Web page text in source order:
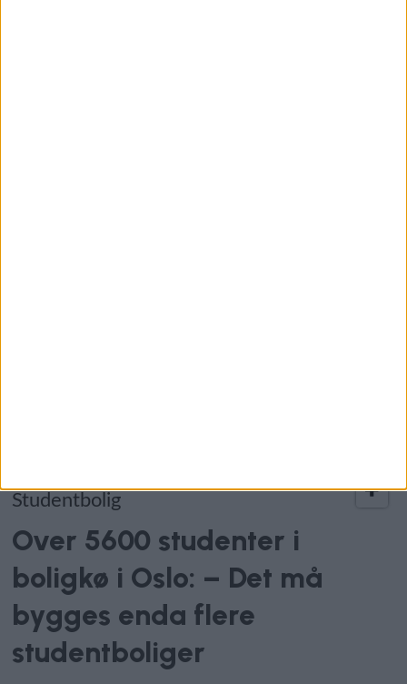
Studentbolig
Over 5600 studenter i
boligkø i Oslo: – Det må
bygges enda flere
studentboliger